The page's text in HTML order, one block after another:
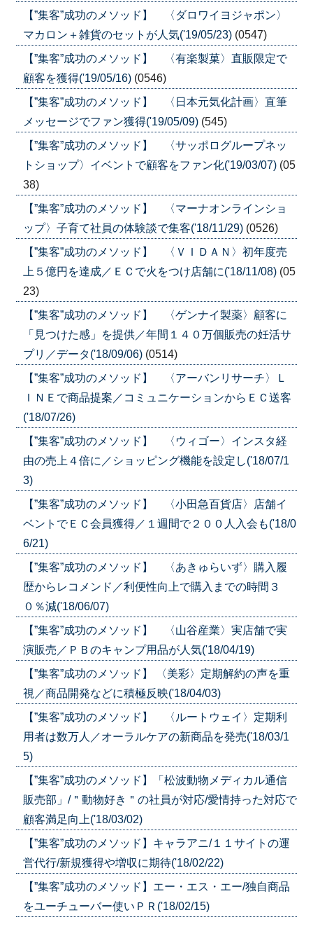
【”集客”成功のメソッド】 〈ダロワイヨジャポン〉
マカロン＋雑貨のセットが人気('19/05/23) (0547)
【”集客”成功のメソッド】 〈有楽製菓〉直販限定で
顧客を獲得('19/05/16) (0546)
【”集客”成功のメソッド】 〈日本元気化計画〉直筆
メッセージでファン獲得('19/05/09) (545)
【”集客”成功のメソッド】 〈サッポログループネッ
トショップ〉イベントで顧客をファン化('19/03/07) (05
38)
【”集客”成功のメソッド】 〈マーナオンラインショ
ップ〉子育て社員の体験談で集客('18/11/29) (0526)
【”集客”成功のメソッド】 〈ＶＩＤＡＮ〉初年度売
上５億円を達成／ＥＣで火をつけ店舗に('18/11/08) (05
23)
【”集客”成功のメソッド】 〈ゲンナイ製薬〉顧客に
「見つけた感」を提供／年間１４０万個販売の妊活サ
プリ／データ('18/09/06) (0514)
【”集客”成功のメソッド】 〈アーバンリサーチ〉Ｌ
ＩＮＥで商品提案／コミュニケーションからＥＣ送客
('18/07/26)
【”集客”成功のメソッド】 〈ウィゴー〉インスタ経
由の売上４倍に／ショッピング機能を設定し('18/07/1
3)
【”集客”成功のメソッド】 〈小田急百貨店〉店舗イ
ベントでＥＣ会員獲得／１週間で２００人入会も('18/0
6/21)
【”集客”成功のメソッド】 〈あきゅらいず〉購入履
歴からレコメンド／利便性向上で購入までの時間３
０％減('18/06/07)
【”集客”成功のメソッド】 〈山谷産業〉実店舗で実
演販売／ＰＢのキャンプ用品が人気('18/04/19)
【”集客”成功のメソッド】 〈美彩〉定期解約の声を重
視／商品開発などに積極反映('18/04/03)
【”集客”成功のメソッド】 〈ルートウェイ〉定期利
用者は数万人／オーラルケアの新商品を発売('18/03/1
5)
【”集客”成功のメソッド】「松波動物メディカル通信
販売部」/＂動物好き＂の社員が対応/愛情持った対応で
顧客満足向上('18/03/02)
【”集客”成功のメソッド】キャラアニ/１１サイトの運
営代行/新規獲得や増収に期待('18/02/22)
【”集客”成功のメソッド】エー・エス・エー/独自商品
をユーチューバー使いＰＲ('18/02/15)